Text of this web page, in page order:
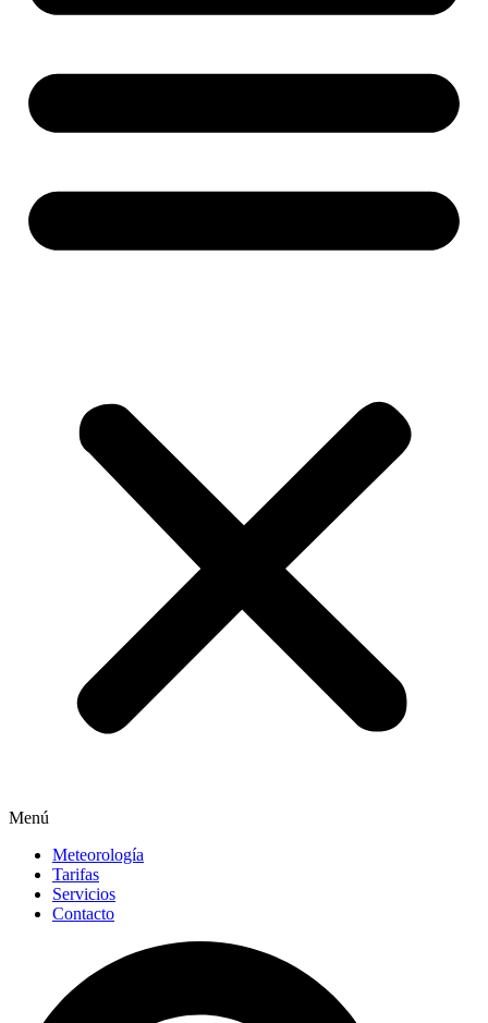
Menú
Meteorología
Tarifas
Servicios
Contacto